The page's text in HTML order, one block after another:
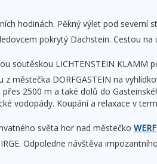
hodinách. Pěkný výlet pod severní
pokrytý Dachstein. Cestou
soutěskou LICHTENSTEIN
městečka DORFGASTEIN na
2500 m a také dolů do
vodopády. Koupání a relaxace v
světa hor nad městečko
Odpoledne návštěva